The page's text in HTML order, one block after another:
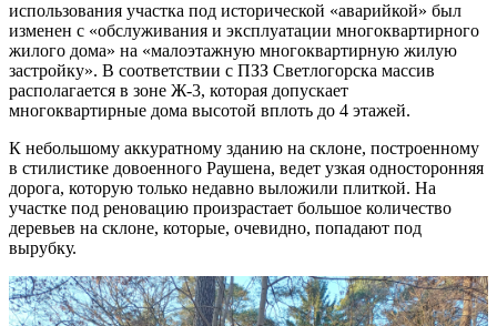
использования участка под исторической «аварийкой» был
изменен с «обслуживания и эксплуатации многоквартирного
жилого дома» на «малоэтажную многоквартирную жилую
застройку». В соответствии с ПЗЗ Светлогорска массив
располагается в зоне Ж-3, которая допускает
многоквартирные дома высотой вплоть до 4 этажей.
К небольшому аккуратному зданию на склоне, построенному
в стилистике довоенного Раушена, ведет узкая односторонняя
дорога, которую только недавно выложили плиткой. На
участке под реновацию произрастает большое количество
деревьев на склоне, которые, очевидно, попадают под
вырубку.